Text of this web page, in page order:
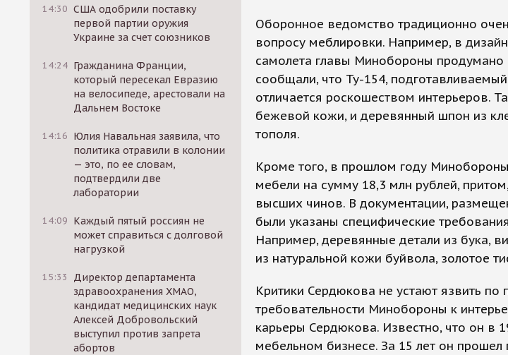
14:30 США одобрили поставку
первой партии оружия
Украине за счет союзников
14:24 Гражданина Франции,
который пересекал Евразию
на велосипеде, арестовали на
Дальнем Востоке
14:16 Юлия Навальная заявила, что
политика отравили в колонии
— это, по ее словам,
подтвердили две
лаборатории
14:09 Каждый пятый россиян не
может справиться с долговой
нагрузкой
15:33
Директор департамента
здравоохранения ХМАО,
кандидат медицинских наук
Алексей Добровольский
выступил против запрета
абортов
Оборонное ведомство традиционно
вопросу меблировки. Например, в
самолета главы Минобороны
сообщали, что Ту-154,
отличается роскошеством интерьеров.
бежевой кожи, и деревянный шпон из
тополя.
Кроме того, в прошлом году
мебели на сумму 18,3 млн рублей,
высших чинов. В документации,
были указаны специфические
Например, деревянные детали из бука,
из натуральной кожи буйвола, золотое
Критики Сердюкова не устают язвить по
требовательности Минобороны к
карьеры Сердюкова. Известно, что он в
мебельном бизнесе. За 15 лет он